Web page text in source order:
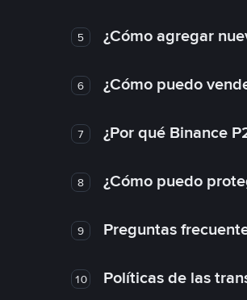
5 ¿Cómo agregar
6 ¿Cómo puedo
7 ¿Por qué Binance
8 ¿Cómo puedo
9 Preguntas
10 Políticas de las